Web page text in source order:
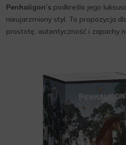
Penhaligon’s podkreśla jego
nieujarzmiony styl. To propozycja
prostotę, autentyczność i zapachy